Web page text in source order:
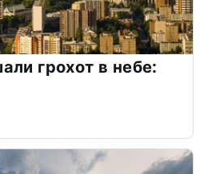
грохот в небе: